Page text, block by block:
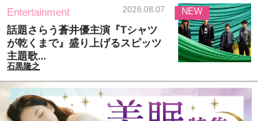
Entertainment 2026.08.07
話題さらう蒼井優主演『Tシャツ
が乾くまで』盛り上げるスピッツ
主題歌...
石黒隆之
NEW